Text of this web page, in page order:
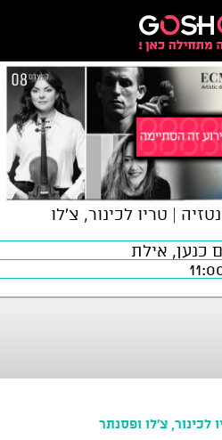
מס 8 - פנטזיה | טריו לכינור, צ'לו
כנען, אילת